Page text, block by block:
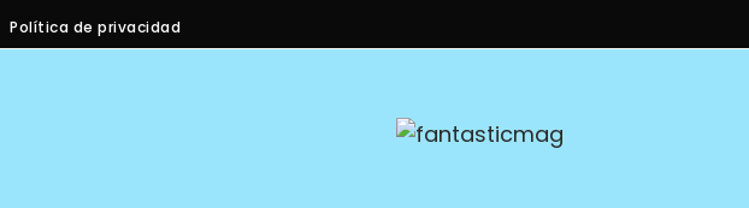
Política de privacidad